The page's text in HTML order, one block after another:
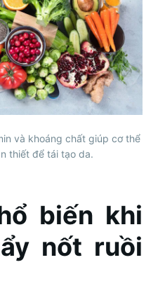
và khoáng chất giúp cơ thể
thiết để tái tạo da.
biến khi
nốt ruồi